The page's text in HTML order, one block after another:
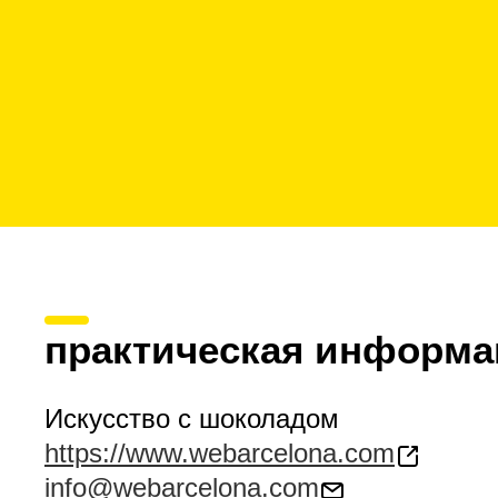
практическая
Искусство с шоколадом
https://www.webarcelona.com
info@webarcelona.com